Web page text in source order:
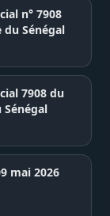
n° 7908
du Sénégal
7908 du
du Sénégal
mai 2026